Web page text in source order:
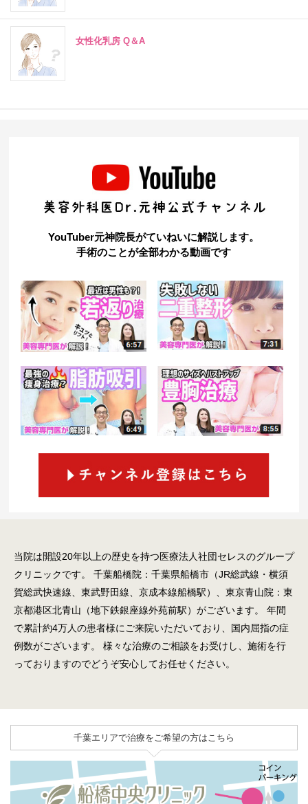
女性化乳房 Q＆A
YouTuber元神院長がていねいに解説します。
手術のことが全部わかる動画です
当院は開設20年以上の歴史を持つ医療法人社団セレスのグループ
クリニックです。
千葉船橋院：千葉県船橋市（JR総武線・横須
賀総武快速線、東武野田線、京成本線船橋駅）、東京青山院：東
京都港区北青山（地下鉄銀座線外苑前駅）がございます。
年間
で累計約4万人の患者様にご来院いただいており、国内屈指の症
例数がございます。
様々な治療のご相談をお受けし、施術を行
っておりますのでどうぞ安心してお任せください。
千葉エリアで治療をご希望の方はこちら